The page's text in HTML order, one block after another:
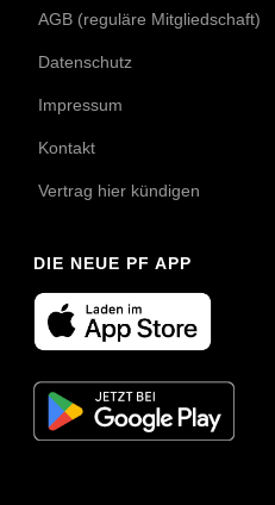
AGB (reguläre Mitgliedschaft)
Datenschutz
Impressum
Kontakt
Vertrag hier kündigen
DIE NEUE PF APP